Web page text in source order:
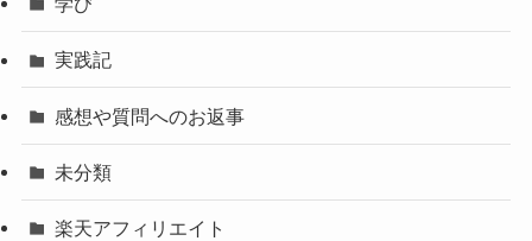
実践記
感想や質問へのお返事
未分類
楽天アフィリエイト